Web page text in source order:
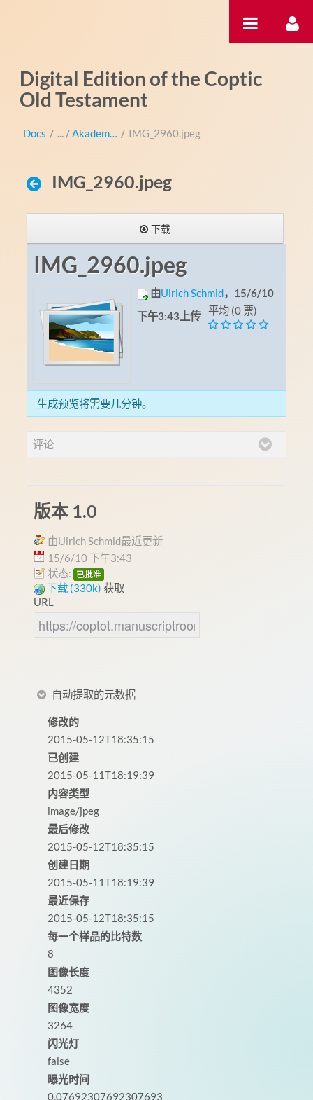
Digital Edition of the Coptic
Old Testament
Docs / Akademientag / IMG_2960.jpeg
IMG_2960.jpeg
下载
IMG_2960.jpeg
由Ulrich Schmid，15/6/10
下午3:43上传
平均 (0 票)
生成预览将需要几分钟。
评论
版本 1.0
由Ulrich Schmid最近更新
15/6/10 下午3:43
状态: 已批准
下载 (330k) 获取
URL
自动提取的元数据
修改的
2015-05-12T18:35:15
已创建
2015-05-11T18:19:39
内容类型
image/jpeg
最后修改
2015-05-12T18:35:15
创建日期
2015-05-11T18:19:39
最近保存
2015-05-12T18:35:15
每一个样品的比特数
8
图像长度
4352
图像宽度
3264
闪光灯
false
曝光时间
0.07692307692307693